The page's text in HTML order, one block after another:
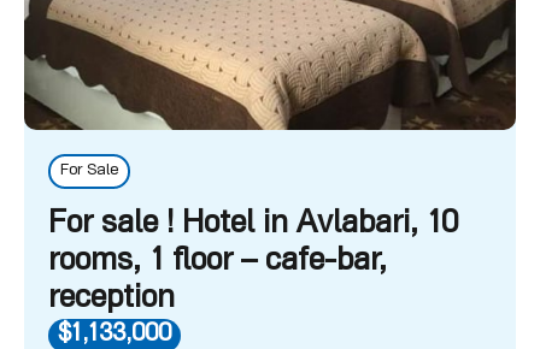
For Sale
For sale ! Hotel in Avlabari, 10
rooms, 1 floor – cafe-bar,
reception
$1,133,000